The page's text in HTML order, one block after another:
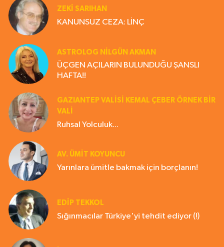
ZEKI SARIHAN
KANUNSUZ CEZA: LİNÇ
ASTROLOG NILGÜN AKMAN
ÜÇGEN AÇILARIN BULUNDUĞU ŞANSLI
HAFTA!!
GAZIANTEP VALISI KEMAL ÇEBER ÖRNEK BİR
VALİ
Ruhsal Yolculuk...
AV. ÜMIT KOYUNCU
Yarınlara ümitle bakmak için borçlanın!
EDIP TEKKOL
Sığınmacılar Türkiye'yi tehdit ediyor (!)